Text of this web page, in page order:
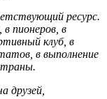
ресурс.
пионеров, в
клуб, в
в выполнение
друзей,